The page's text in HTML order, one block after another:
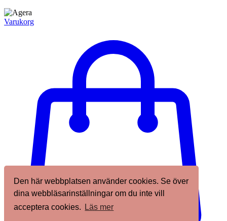
Den här webbplatsen använder cookies. Se över
dina webbläsarinställningar om du inte vill
acceptera cookies.
Läs mer
Varukorg